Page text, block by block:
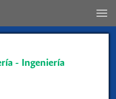
- Ingeniería